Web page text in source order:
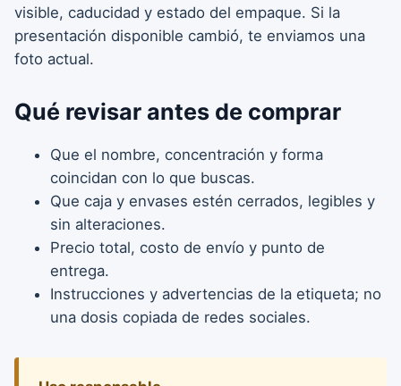
visible, caducidad y estado del empaque. Si la
presentación disponible cambió, te enviamos una
foto actual.
Qué revisar antes de comprar
Que el nombre, concentración y forma
coincidan con lo que buscas.
Que caja y envases estén cerrados, legibles y
sin alteraciones.
Precio total, costo de envío y punto de
entrega.
Instrucciones y advertencias de la etiqueta; no
una dosis copiada de redes sociales.